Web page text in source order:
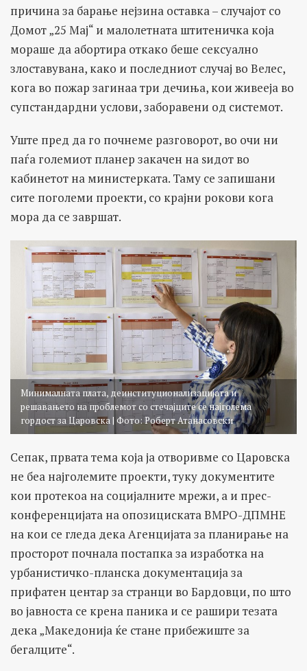
причина за барање нејзина оставка – случајот со
Домот „25 Мај“ и малолетната штитеничка која
мораше да абортира откако беше сексуално
злоставувана, како и последниот случај во Велес,
кога во пожар загинаа три дечиња, кои живееја во
супстандардни услови, заборавени од системот.
Уште пред да го почнеме разговорот, во очи ни
паѓа големиот планер закачен на ѕидот во
кабинетот на министерката. Таму се запишани
сите поголеми проекти, со крајни рокови кога
мора да се завршат.
Минималната плата, деинституционализацијата и
решавањето на проблемот со стечајците се најголема
гордост за Царовска | Фото: Роберт Атанасовски
Сепак, првата тема која ја отворивме со Царовска
не беа најголемите проекти, туку документите
кои протекоа на социјалните мрежи, а и прес-
конференцијата на опозициската ВМРО-ДПМНЕ
на кои се гледа дека Агенцијата за планирање на
просторот почнала постапка за изработка на
урбанистичко-планска документација за
прифатен центар за странци во Бардовци, по што
во јавноста се крена паника и се рашири тезата
дека „Македонија ќе стане прибежиште за
бегалците“.